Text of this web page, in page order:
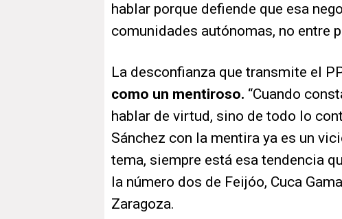
hablar porque defiende que esa
comunidades autónomas, no entre
La desconfianza que transmite el
como un mentiroso. “Cuando
hablar de virtud, sino de todo lo
Sánchez con la mentira ya es un
tema, siempre está esa tendencia
la número dos de Feijóo, Cuca
Zaragoza.